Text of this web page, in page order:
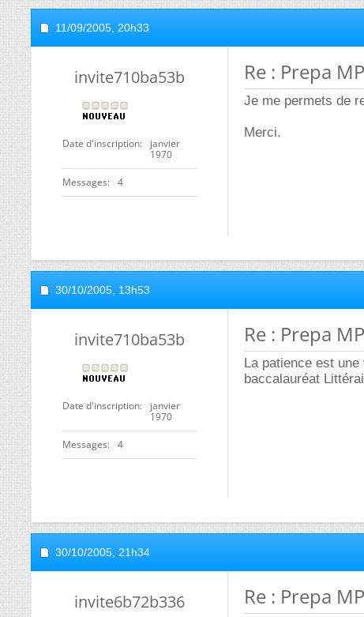
11/09/2005, 20h33
invite710ba53b
Date d'inscription
janvier
1970
Messages 4
Re : Prepa
Je me permets de
Merci.
30/10/2005, 13h53
invite710ba53b
Date d'inscription
janvier
1970
Messages 4
Re : Prepa
La patience est
baccalauréat
30/10/2005, 21h34
invite6b72b336 Re : Prepa